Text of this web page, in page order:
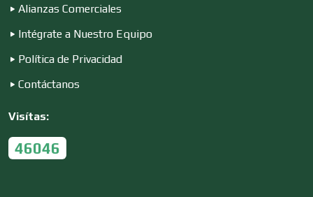
Contadores
Control de Plagas
Conversiones Automotrices
Alianzas Comerciales
Intégrate a Nuestro Equipo
Política de Privacidad
Contáctanos
Visítas:
46046